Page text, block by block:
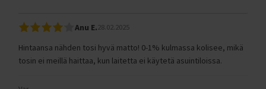
Anu E. 28.02.2025
Hintaansa nähden tosi hyvä matto! 0-1% kulmassa kolisee, mikä
tosin ei meillä haittaa, kun laitetta ei käytetä asuintiloissa.